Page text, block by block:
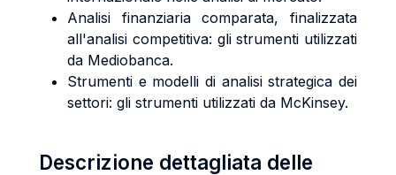
Analisi finanziaria comparata, finalizzata
all'analisi competitiva: gli strumenti utilizzati
da Mediobanca.
Strumenti e modelli di analisi strategica dei
settori: gli strumenti utilizzati da McKinsey.
Descrizione dettagliata delle